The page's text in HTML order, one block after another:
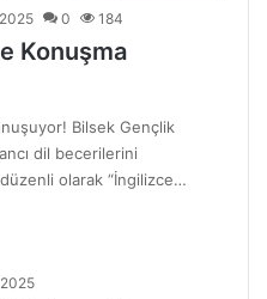
0 184
Konuşma
Bilsek Gençlik
dil becerilerini
olarak “İngilizce…
2025